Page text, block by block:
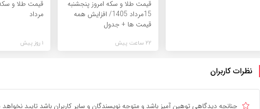
قیمت طلا و سکه امروز پنجشنبه
15مرداد 1405/ افزایش همه
قیمت ها + جدول
22 ساعت پیش
مرداد
1 روز پیش
نظرات کاربران
چنانچه دیدگاهی توهین آمیز باشد و متوجه نویسندگان و سایر کاربران باشد تایید